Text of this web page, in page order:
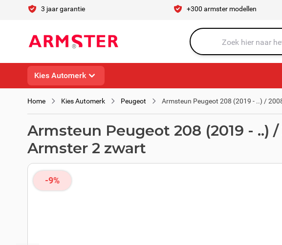
Ga naar de inhoud3 jaar garantie +300 armster modellen
Waar ben je naar op zoek?
Kies Automerk
Home Kies Automerk Peugeot Armsteun Peugeot 208 (2019 - ..) /
Armsteun Peugeot 208 (2019 - ..) /
Armster 2 zwart
-9%